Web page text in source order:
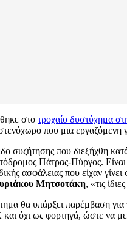
στο τροχαίο δυστύχημα
που μια
που διεξήχθη
Πάτρας-Πύργος.
ασφάλειας που είχαν
Μητσοτάκη, «τις
θα υπάρξει παρέμβαση για
όχι ως φορτηγά, ώστε να